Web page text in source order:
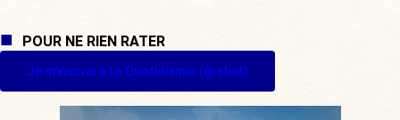
POUR NE RIEN RATER
Je m'inscris à La Quotidienne (gratuit)